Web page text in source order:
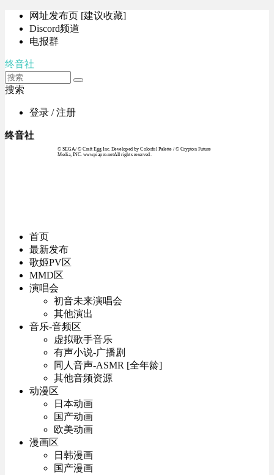
网址发布页 [建议收藏]
Discord频道
电报群
终音社
搜索
登录 / 注册
终音社
© SEGA / © Craft Egg Inc. Developed by Colorful Palette / © Crypton Future
Media, INC. www.piapro.netAll rights reserved.
首页
最新发布
歌姬PV区
MMD区
演唱会
初音未来演唱会
其他演出
音乐-音频区
虚拟歌手音乐
有声小说-广播剧
同人音声-ASMR [全年龄]
其他音频资源
动漫区
日本动画
国产动画
欧美动画
漫画区
日韩漫画
国产漫画